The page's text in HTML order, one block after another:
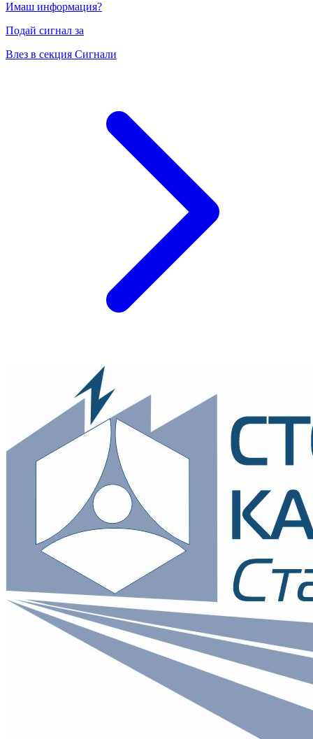
Имаш информация?
Подай сигнал за
Влез в секция Сигнали